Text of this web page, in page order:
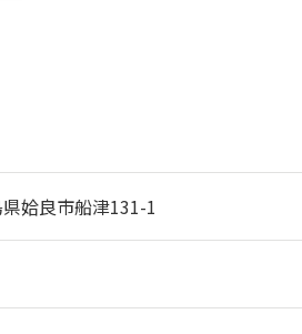
姶良市船津131-1